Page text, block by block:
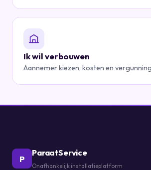
Ik wil verbouwen
Aannemer kiezen, kosten en
P
ParaatService
Onafhankelijk installatieplatform